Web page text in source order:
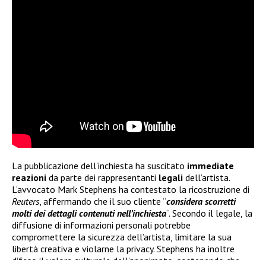
La pubblicazione dell’inchiesta ha suscitato immediate
reazioni da parte dei rappresentanti legali dell’artista.
L’avvocato Mark Stephens ha contestato la ricostruzione di
Reuters, affermando che il suo cliente “considera scorretti
molti dei dettagli contenuti nell’inchiesta“. Secondo il legale, la
diffusione di informazioni personali potrebbe
compromettere la sicurezza dell’artista, limitare la sua
libertà creativa e violarne la privacy. Stephens ha inoltre